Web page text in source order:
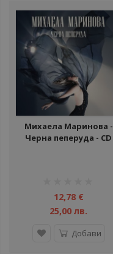
Михаела Маринова -
Черна пеперуда - CD
12,78 €
25,00 лв.
Добави